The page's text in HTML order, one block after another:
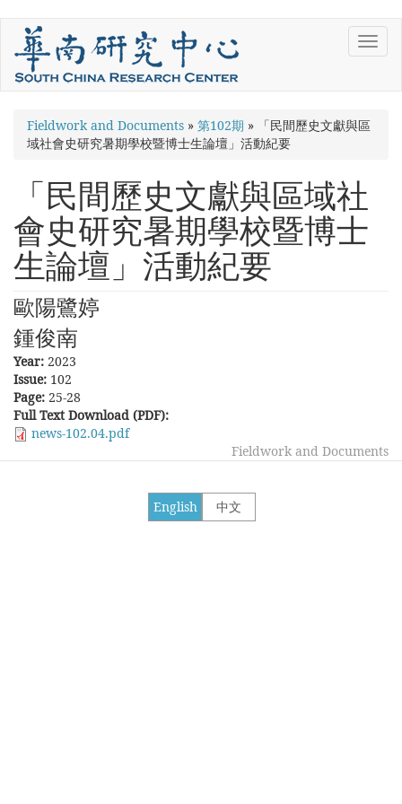
Skip
main
content
You
are
here
Fieldwork and Documents » 第102期 »
「民間歷史文獻與區
域社會史研究暑期學校暨博士生論壇」活動紀要
「民間歷史文獻與區域社
會史研究暑期學校暨博士
生論壇」活動紀要
歐陽鷺婷
鍾俊南
Year: 2023
Issue: 102
Page: 25-28
Full Text Download (PDF):
news-102.04.pdf
Fieldwork and Documents
中文
English